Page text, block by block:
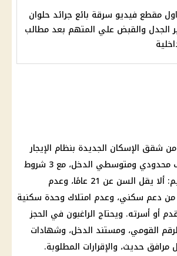
مقطع فيديو سرقة بائع جرائد حلوان
الجدل والقبض علي المتهم بعد مطالب
الإيجار
محدودي ومتوسطي الدخل
، مع 3 شروط
أساسية قبل التقديم: ألا يقل السن عن 21 عامًا، وعدم
من دعم سكني، وعدم امتلاك وحدة سكنية
أو أسرته. ويحتاج الراغبون في الحجز
القومي، ومستند الدخل، وشهادات
مرافق حديث، والإقرارات المطلوبة.